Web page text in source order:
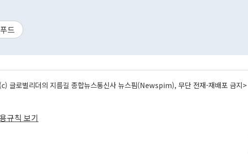
드
글로벌리더의 지름길 종합뉴스통신사 뉴스핌(Newspim), 무단 전재-재배포 금지>
규칙 보기